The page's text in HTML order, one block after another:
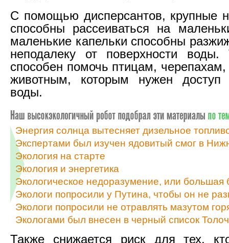
С помощью дисперсантов, крупные
способны рассеиваться на
маленькие капельки способны
неподалеку от поверхности воды.
способен помочь птицам,
животным, которым нужен доступ
воды.
Энергия солнца вытесняет дизельное
Экспертами был изучен ядовитый смог в
Экология на старте
Экология и энергетика
Экологическое недоразумение, или большая
Экологи попросили у Путина, чтобы он не
Экологи попросили не отравлять мазутом
Экологами был внесен в черный список
Также снижается риск для тех,